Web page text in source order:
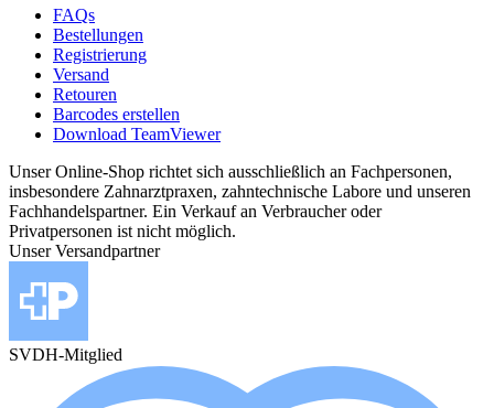
FAQs
Bestellungen
Registrierung
Versand
Retouren
Barcodes erstellen
Download TeamViewer
Unser Online-Shop richtet sich ausschließlich an Fachpersonen,
insbesondere Zahnarztpraxen, zahntechnische Labore und unseren
Fachhandelspartner. Ein Verkauf an Verbraucher oder
Privatpersonen ist nicht möglich.
Unser Versandpartner
SVDH-Mitglied